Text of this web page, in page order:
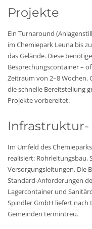
Projekte
Ein Turnaround
im Chemiepark Leuna bis
das Gelände. Diese
Besprechungscontainer –
Zeitraum von 2–8 Wochen.
die schnelle Bereitstellung
Projekte vorbereitet.
Im Umfeld des
realisiert: Rohrleitungsbau,
Versorgungsleitungen. Die
Standard-Anforderungen
Lagercontainer und
Spindler GmbH liefert nach
Gemeinden termintreu.